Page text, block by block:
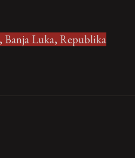
Banja Luka, Republika